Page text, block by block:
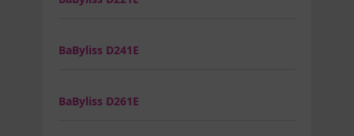
BaByliss D241E
BaByliss D261E